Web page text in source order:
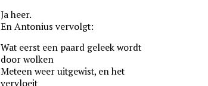
Ja heer.
En Antonius vervolgt:
Wat eerst een paard geleek wordt
door wolken
Meteen weer uitgewist, en het
vervloeit